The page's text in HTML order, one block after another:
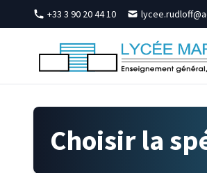
Skip to content+33 3 90 20 44 10
Choisir la